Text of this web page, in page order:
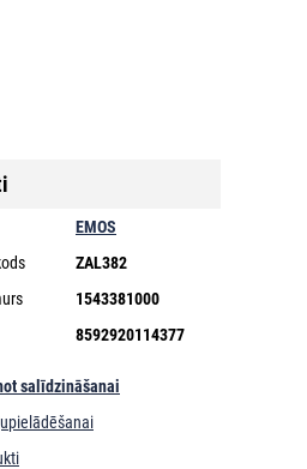
EMOS
ZAL382
1543381000
8592920114377
salīdzināšanai